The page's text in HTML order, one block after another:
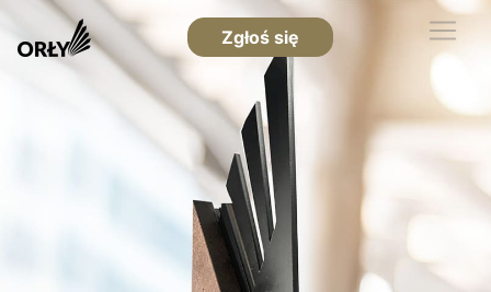
Zgłoś się